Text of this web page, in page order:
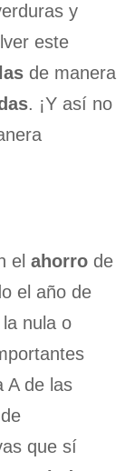
y
este
de manera
. ¡Y así no
el ahorro de
el año de
nula o
A de las
que sí